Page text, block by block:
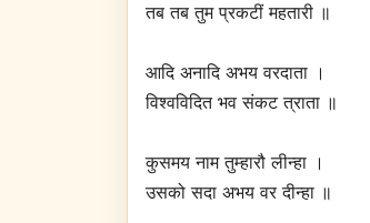
तब तब तुम प्रकटीं महतारी ॥
आदि अनादि अभय वरदाता ।
विश्वविदित भव संकट त्राता ॥
कुसमय नाम तुम्हारौ लीन्हा ।
उसको सदा अभय वर दीन्हा ॥